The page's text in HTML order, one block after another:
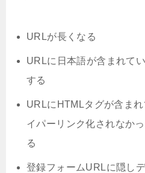
URLが長くなる
URLに日本語が含まれて
する
URLにHTMLタグが含ま
イパーリンク化されなか
る
登録フォームURLに隠し